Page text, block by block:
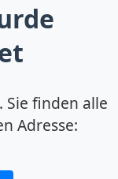
Sie finden alle
Adresse: